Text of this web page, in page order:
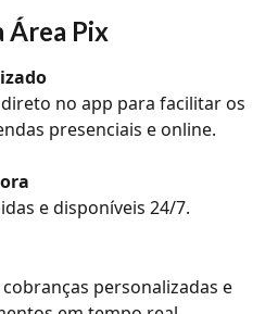
Área Pix
direto no app para facilitar os
presenciais e online.
e disponíveis 24/7.
personalizadas e